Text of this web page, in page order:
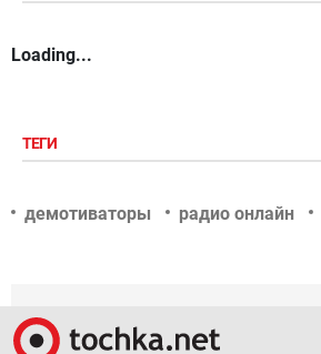
Loading...
ТЕГИ
демотиваторы радио онлайн